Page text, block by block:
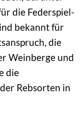
die Federspiel-
bekannt für
die
Weinberge und
die
Rebsorten in